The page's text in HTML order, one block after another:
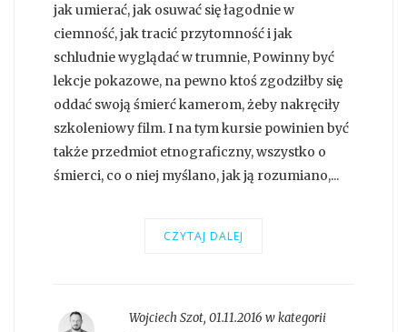
jak umierać, jak osuwać się łagodnie w
ciemność, jak tracić przytomność i jak
schludnie wyglądać w trumnie, Powinny być
lekcje pokazowe, na pewno ktoś zgodziłby się
oddać swoją śmierć kamerom, żeby nakręciły
szkoleniowy film. I na tym kursie powinien być
także przedmiot etnograficzny, wszystko o
śmierci, co o niej myślano, jak ją rozumiano,...
CZYTAJ DALEJ
Wojciech Szot, 01.11.2016 w kategorii